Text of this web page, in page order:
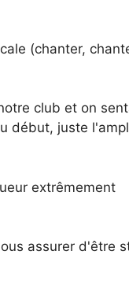
(chanter,
club et on
début, juste
extrêmement
assurer d'être